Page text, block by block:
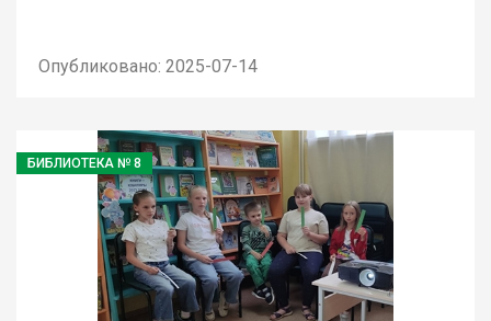
Опубликовано: 2025-07-14
БИБЛИОТЕКА № 8